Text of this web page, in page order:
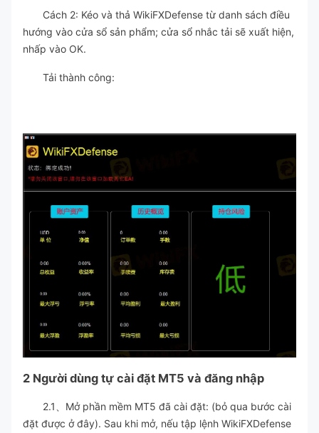
Cách 2: Kéo và thả WikiFXDefense từ danh sách điều
hướng vào cửa sổ sản phẩm; cửa sổ nhắc tải sẽ xuất hiện,
nhấp vào OK.
Tải thành công:
2 Người dùng tự cài đặt MT5 và đăng nhập
2.1、Mở phần mềm MT5 đã cài đặt: (bỏ qua bước cài
đặt được ở đây). Sau khi mở, nếu tập lệnh WikiFXDefense